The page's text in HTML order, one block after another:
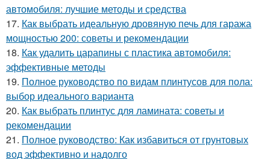
автомобиля: лучшие методы и средства
17. Как выбрать идеальную дровяную печь для гаража
мощностью 200: советы и рекомендации
18. Как удалить царапины с пластика автомобиля:
эффективные методы
19. Полное руководство по видам плинтусов для пола:
выбор идеального варианта
20. Как выбрать плинтус для ламината: советы и
рекомендации
21. Полное руководство: Как избавиться от грунтовых
вод эффективно и надолго